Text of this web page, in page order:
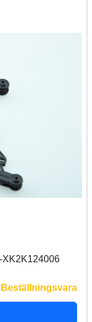
XK2K124006
Beställningsvara